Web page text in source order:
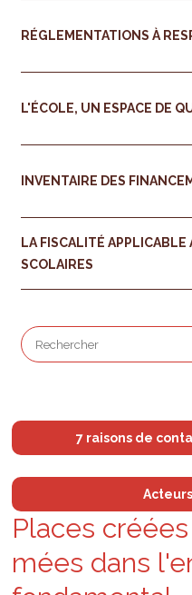
RÉGLEMENTATIONS À
L'ÉCOLE, UN ESPACE DE
INVENTAIRE DES
LA FISCALITÉ
SCOLAIRES
7 raisons de
Places
mées dans